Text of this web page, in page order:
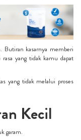
Butiran kasarnya memberi
yang tidak kamu dapat
yang tidak melalui proses
Kecil
garam.